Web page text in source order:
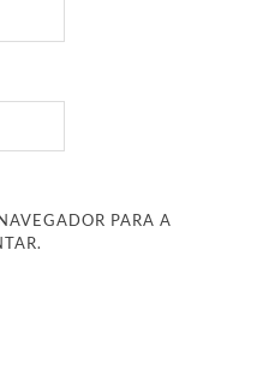
PARA A